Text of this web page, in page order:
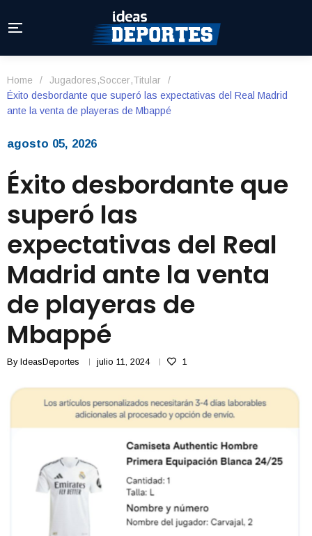
Home / Jugadores,Soccer,Titular
/
Éxito desbordante que superó las expectativas del Real Madrid
ante la venta de playeras de Mbappé
agosto 05, 2026
Éxito desbordante que
superó las
expectativas del Real
Madrid ante la venta
de playeras de
Mbappé
By IdeasDeportes julio 11, 2024 1